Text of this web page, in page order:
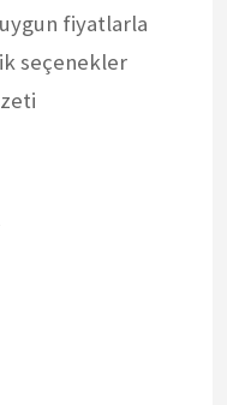
fiyatlarla
seçenekler